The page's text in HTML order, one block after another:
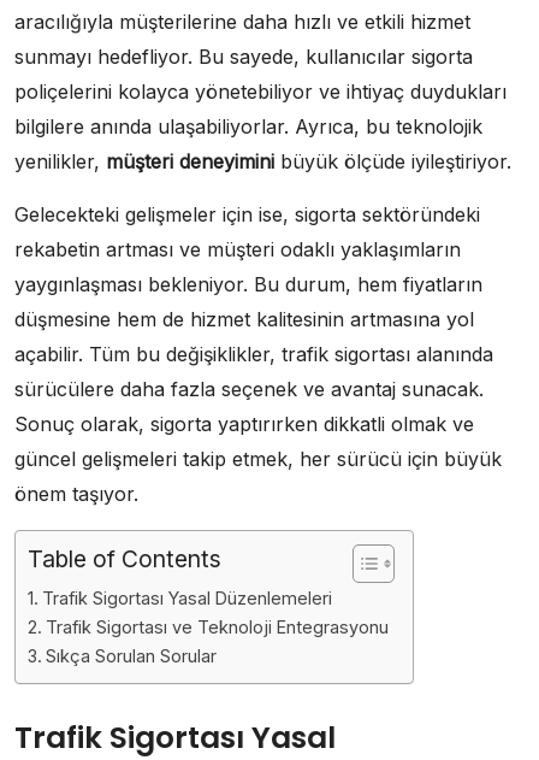
aracılığıyla müşterilerine daha hızlı ve etkili hizmet
sunmayı hedefliyor. Bu sayede, kullanıcılar sigorta
poliçelerini kolayca yönetebiliyor ve ihtiyaç duydukları
bilgilere anında ulaşabiliyorlar. Ayrıca, bu teknolojik
yenilikler, müşteri deneyimini büyük ölçüde iyileştiriyor.
Gelecekteki gelişmeler için ise, sigorta sektöründeki
rekabetin artması ve müşteri odaklı yaklaşımların
yaygınlaşması bekleniyor. Bu durum, hem fiyatların
düşmesine hem de hizmet kalitesinin artmasına yol
açabilir. Tüm bu değişiklikler, trafik sigortası alanında
sürücülere daha fazla seçenek ve avantaj sunacak.
Sonuç olarak, sigorta yaptırırken dikkatli olmak ve
güncel gelişmeleri takip etmek, her sürücü için büyük
önem taşıyor.
Table of Contents
Trafik Sigortası Yasal Düzenlemeleri
Trafik Sigortası ve Teknoloji Entegrasyonu
Sıkça Sorulan Sorular
Trafik Sigortası Yasal